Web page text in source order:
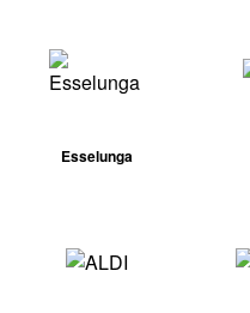
Esselunga